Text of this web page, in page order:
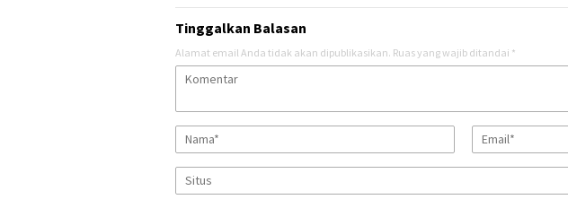
Tinggalkan Balasan
Alamat email Anda tidak akan dipublikasikan. Ruas yang wajib ditandai *